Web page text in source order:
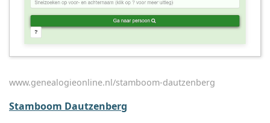
www.genealogieonline.nl/stamboom-dautzenberg
Stamboom Dautzenberg